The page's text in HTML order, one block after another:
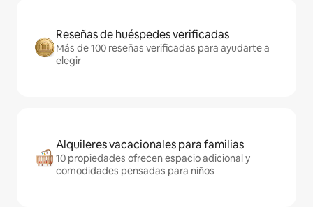
Reseñas de huéspedes verificadas
Más de 100 reseñas verificadas para ayudarte a
elegir
Alquileres vacacionales para familias
10 propiedades ofrecen espacio adicional y
comodidades pensadas para niños